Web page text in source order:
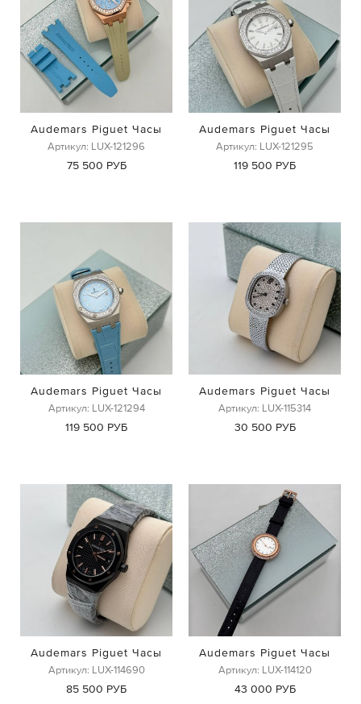
Audemars Piguet Часы
Артикул: LUX-121296
75 500 РУБ
Audemars Piguet Часы
Артикул: LUX-121295
119 500 РУБ
Audemars Piguet Часы
Артикул: LUX-121294
119 500 РУБ
Audemars Piguet Часы
Артикул: LUX-115314
30 500 РУБ
Audemars Piguet Часы
Артикул: LUX-114690
85 500 РУБ
Audemars Piguet Часы
Артикул: LUX-114120
43 000 РУБ